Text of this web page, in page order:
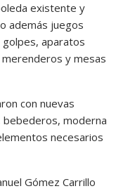
existente y
además juegos
aparatos
y mesas
con nuevas
bebederos, moderna
necesarios
Gómez Carrillo